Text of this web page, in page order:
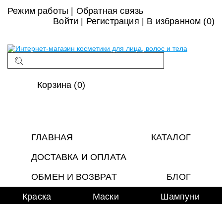
Режим работы
Обратная связь
Войти
Регистрация В избранном (0)
Корзина (0)
ГЛАВНАЯ
КАТАЛОГ
ДОСТАВКА И ОПЛАТА
ОБМЕН И ВОЗВРАТ
БЛОГ
Краска
Маски
Шампуни